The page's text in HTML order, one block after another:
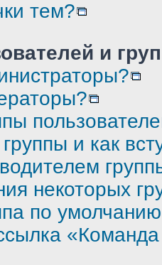
тем?
и
и как
некоторых
по